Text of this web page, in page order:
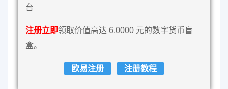
台
注册立即领取价值高达 6,0000 元的数字货币盲
盒。
欧易注册 注册教程